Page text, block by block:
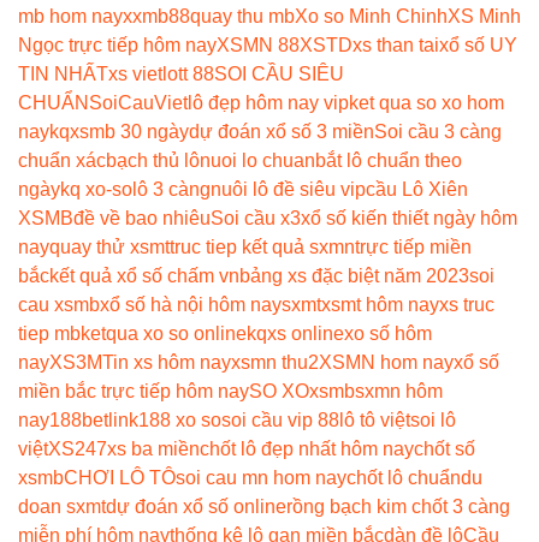
mb hom nayxxmb88quay thu mbXo so Minh ChinhXS Minh
Ngọc trực tiếp hôm nayXSMN 88XSTDxs than taixổ số UY
TIN NHẤTxs vietlott 88SOI CẦU SIÊU
CHUẨN SoiCauVietlô đẹp hôm nay vipket qua so xo hom
naykqxsmb 30 ngàydự đoán xổ số 3 miềnSoi cầu 3 càng
chuẩn xácbạch thủ lônuoi lo chuanbắt lô chuẩn theo
ngàykq xo-so lô 3 càngnuôi lô đề siêu vipcầu Lô Xiên
XSMBđề về bao nhiêuSoi cầu x3xổ số kiến thiết ngày hôm
nayquay thử xsmttruc tiep kết quả sxmntrực tiếp miền
bắckết quả xổ số chấm vnbảng xs đặc biệt năm 2023soi
cau xsmbxổ số hà nội hôm naysxmtxsmt hôm nayxs truc
tiep mbketqua xo so onlinekqxs onlinexo số hôm
nayXS3MTin xs hôm nayxsmn thu2XSMN hom nayxổ số
miền bắc trực tiếp hôm naySO XOxsmbsxmn hôm
nay188betlink188 xo sosoi cầu vip 88 lô tô việtsoi lô
việtXS247xs ba miềnchốt lô đẹp nhất hôm naychốt số
xsmbCHƠI LÔ TÔsoi cau mn hom naychốt lô chuẩndu
doan sxmtdự đoán xổ số onlinerồng bạch kim chốt 3 càng
miễn phí hôm naythống kê lô gan miền bắcdàn đề lôCầu